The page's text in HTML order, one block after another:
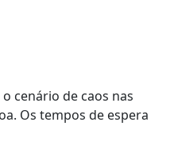
cenário de caos nas
Os tempos de espera